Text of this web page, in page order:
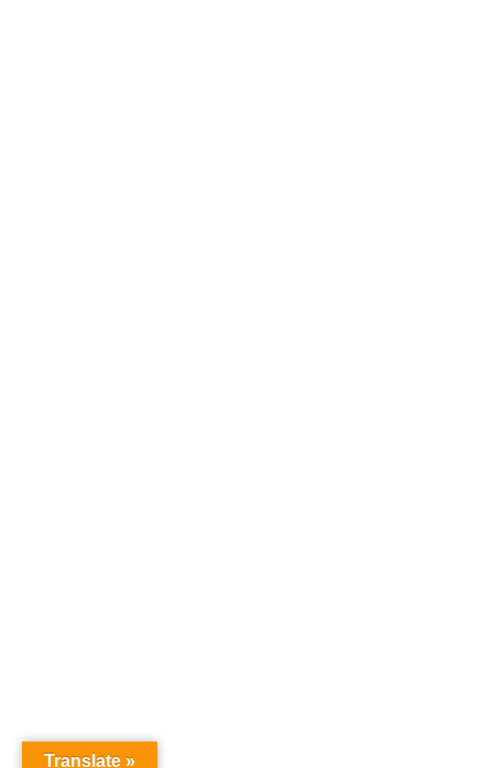
Translate »